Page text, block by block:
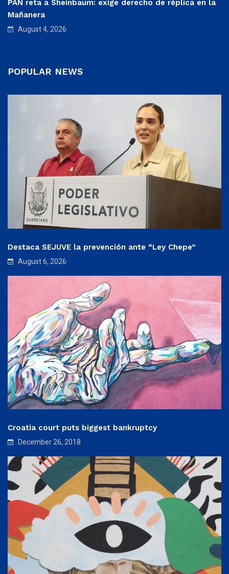
PAN reta a Sheinbaum: exige derecho de réplica en la
Mañanera
August 4, 2026
POPULAR NEWS
Destaca SEJUVE la prevención ante “Ley Chepe”
August 6, 2026
Croatia court puts biggest bankruptcy
December 26, 2018